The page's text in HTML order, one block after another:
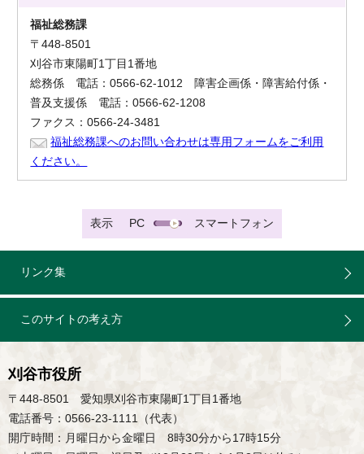
福祉総務課
〒448-8501
刈谷市東陽町1丁目1番地
総務係 電話：0566-62-1012 障害企画係・障害給付係・
普及支援係 電話：0566-62-1208
ファクス：0566-24-3481
福祉総務課へのお問い合わせは専用フォームをご利用
ください。
表示 PC スマートフォン
リンク集
このサイトの考え方
刈谷市役所
〒448-8501 愛知県刈谷市東陽町1丁目1番地
電話番号：0566-23-1111（代表）
開庁時間：月曜日から金曜日 8時30分から17時15分